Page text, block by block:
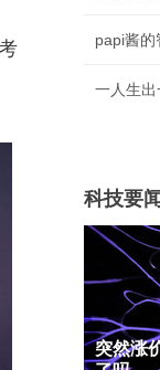
papi酱的
一人生出
科技要闻
突然涨